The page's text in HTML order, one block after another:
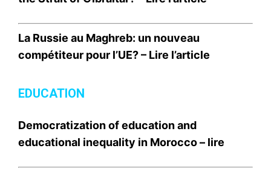
La Russie au Maghreb: un nouveau
compétiteur pour l’UE? – Lire l’article
EDUCATION
Democratization of education and
educational inequality in Morocco – lire